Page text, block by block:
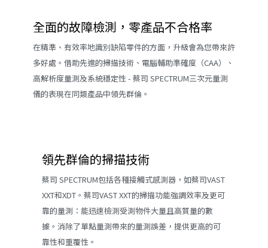
全面的故障檢測，零產品不合格率
在精準、有效率地識別缺陷零件的方面，升級會為您帶來許
多好處。借助先進的掃描技術、電腦輔助準確度（CAA）、
高解析度量測及系統穩定性 - 蔡司 SPECTRUM三次元量測
儀的表現在同類產品中領先群倫。
領先群倫的掃描技術
蔡司 SPECTRUM包括各種接觸式感測器，如蔡司VAST
XXT和XDT。蔡司VAST XXT的掃描功能強調效率及更可
靠的量測：能迅速檢測受測物件大量且高質量的數
據。消除了單點量測帶來的量測誤差，提供更高的可
靠性和重覆性。